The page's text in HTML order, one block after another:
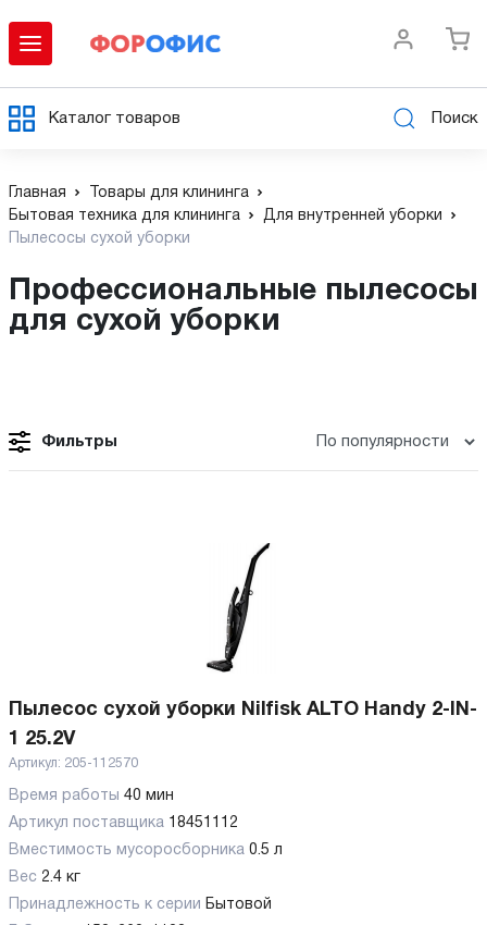
Каталог товаров Поиск
Главная
Товары для клининга
Бытовая техника для клининга
Для внутренней уборки
Пылесосы сухой уборки
Профессиональные пылесосы
для сухой уборки
Фильтры
Пылесос сухой уборки Nilfisk ALTO Handy 2-IN-
1 25.2V
Артикул: 205-112570
Время работы 40 мин
Артикул поставщика 18451112
Вместимость мусоросборника 0.5 л
Вес 2.4 кг
Принадлежность к серии Бытовой